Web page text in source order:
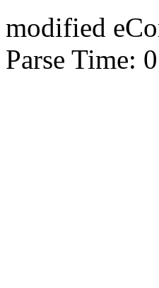
modified
Parse Time: